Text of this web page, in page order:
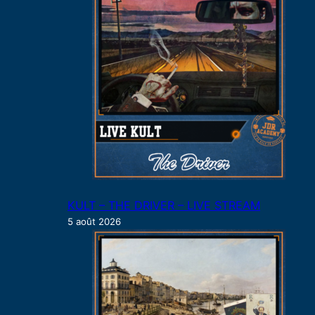
KULT – THE DRIVER – LIVE STREAM
5 août 2026